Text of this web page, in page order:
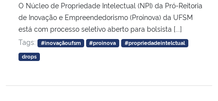
O Núcleo de Propriedade Intelectual (NPI) da Pró-Reitoria
de Inovação e Empreendedorismo (Proinova) da UFSM
está com processo seletivo aberto para bolsista [...]
Tags:
#inovaçãoufsm #proinova
#propriedadeintelctual
drops